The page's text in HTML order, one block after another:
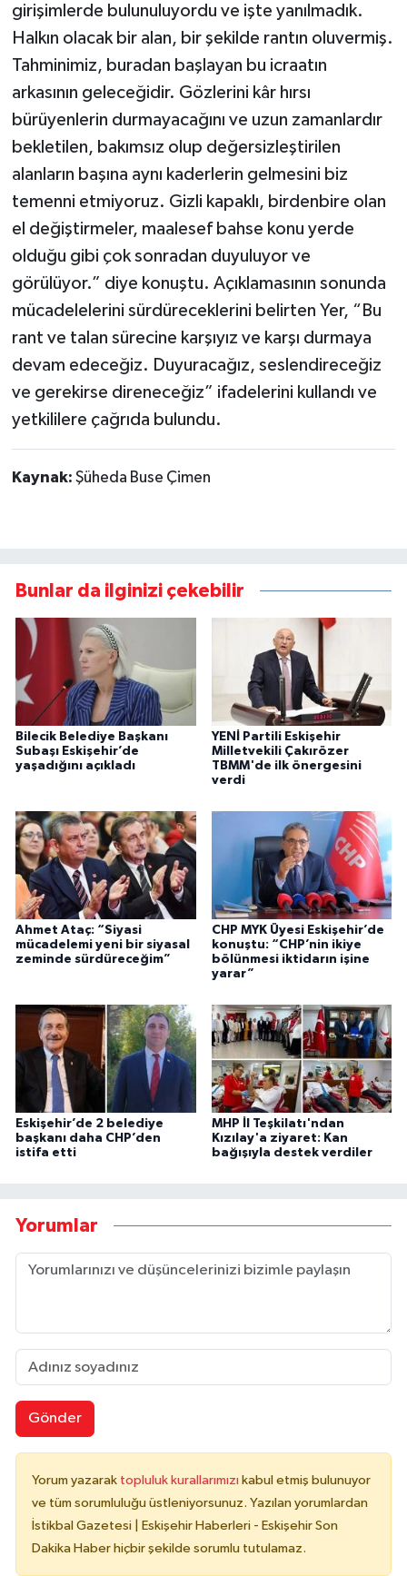
girişimlerde bulunuluyordu ve işte yanılmadık.
Halkın olacak bir alan, bir şekilde rantın oluvermiş.
Tahminimiz, buradan başlayan bu icraatın
arkasının geleceğidir. Gözlerini kâr hırsı
bürüyenlerin durmayacağını ve uzun zamanlardır
bekletilen, bakımsız olup değersizleştirilen
alanların başına aynı kaderlerin gelmesini biz
temenni etmiyoruz. Gizli kapaklı, birdenbire olan
el değiştirmeler, maalesef bahse konu yerde
olduğu gibi çok sonradan duyuluyor ve
görülüyor.” diye konuştu. Açıklamasının sonunda
mücadelelerini sürdüreceklerini belirten Yer, “Bu
rant ve talan sürecine karşıyız ve karşı durmaya
devam edeceğiz. Duyuracağız, seslendireceğiz
ve gerekirse direneceğiz” ifadelerini kullandı ve
yetkililere çağrıda bulundu.
Kaynak: Şüheda Buse Çimen
Bunlar da ilginizi çekebilir
Bilecik Belediye Başkanı
Subaşı Eskişehir’de
yaşadığını açıkladı
YENİ Partili Eskişehir
Milletvekili Çakırözer
TBMM'de ilk önergesini
verdi
Ahmet Ataç: “Siyasi
mücadelemi yeni bir siyasal
zeminde sürdüreceğim”
CHP MYK Üyesi Eskişehir’de
konuştu: “CHP’nin ikiye
bölünmesi iktidarın işine
yarar”
Eskişehir’de 2 belediye
başkanı daha CHP’den
istifa etti
MHP İl Teşkilatı'ndan
Kızılay'a ziyaret: Kan
bağışıyla destek verdiler
Yorumlar
Gönder
Yorum yazarak topluluk kurallarımızı kabul etmiş bulunuyor
ve tüm sorumluluğu üstleniyorsunuz. Yazılan yorumlardan
İstikbal Gazetesi | Eskişehir Haberleri - Eskişehir Son
Dakika Haber hiçbir şekilde sorumlu tutulamaz.